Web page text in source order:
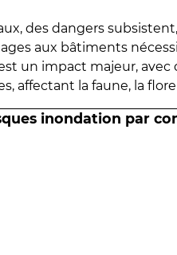
des dangers
aux bâtiments
un impact majeur,
affectant la faune, la
inondation par